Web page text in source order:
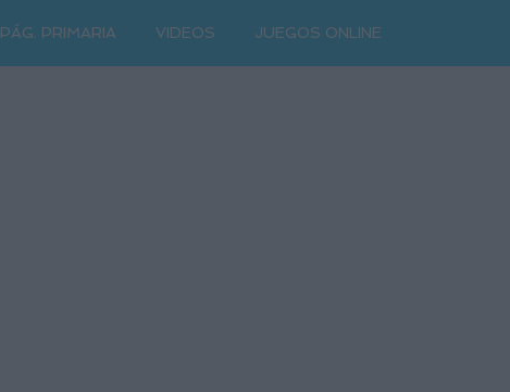
PÁG. PRIMARIA VIDEOS JUEGOS ONLINE